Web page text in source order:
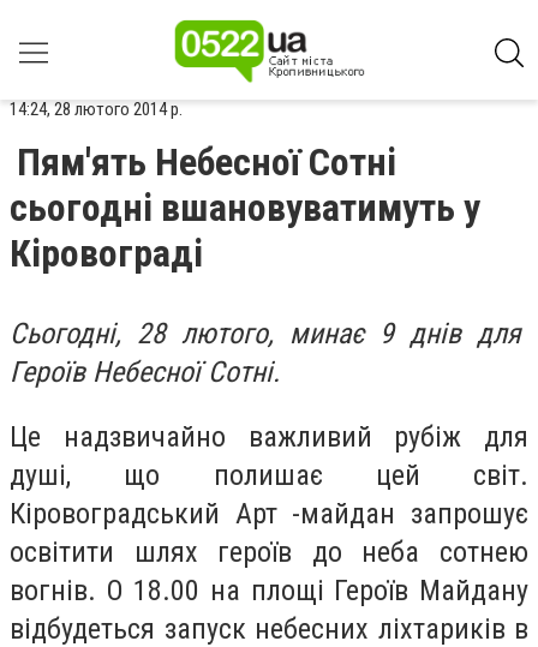
14:24, 28 лютого 2014 р.
Пям'ять Небесної Сотні
сьогодні вшановуватимуть у
Кіровограді
Сьогодні, 28 лютого, минає 9 днів для
Героїв Небесної Сотні.
Це надзвичайно важливий рубіж для
душі, що полишає цей світ.
Кіровоградський Арт -майдан запрошує
освітити шлях героїв до неба сотнею
вогнів. О 18.00 на площі Героїв Майдану
відбудеться запуск небесних ліхтариків в